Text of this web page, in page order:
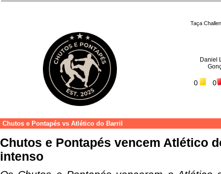
Taça
Daniel
0 0
Chutos e Pontapés vs Atlético do Barril
Chutos e Pontapés vencem Atlético
intenso